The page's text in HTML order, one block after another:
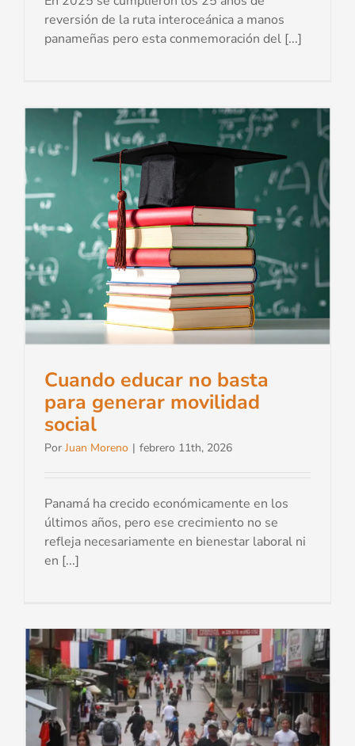
reversión de la ruta interoceánica a manos
panameñas pero esta conmemoración del [...]
Cuando educar no basta
para generar movilidad
social
Por Juan Moreno | febrero 11th, 2026
Panamá ha crecido económicamente en los
últimos años, pero ese crecimiento no se
refleja necesariamente en bienestar laboral ni
en [...]